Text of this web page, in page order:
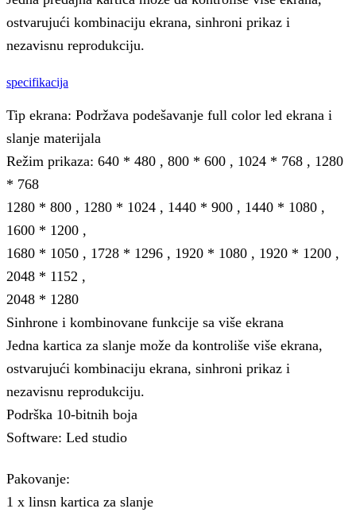
ostvarujući kombinaciju ekrana, sinhroni prikaz i
nezavisnu reprodukciju.
specifikacija
Tip ekrana: Podržava podešavanje full color led ekrana i
slanje materijala
Režim prikaza: 640 * 480 , 800 * 600 , 1024 * 768 , 1280
* 768
1280 * 800 , 1280 * 1024 , 1440 * 900 , 1440 * 1080 ,
1600 * 1200 ,
1680 * 1050 , 1728 * 1296 , 1920 * 1080 , 1920 * 1200 ,
2048 * 1152 ,
2048 * 1280
Sinhrone i kombinovane funkcije sa više ekrana
Jedna kartica za slanje može da kontroliše više ekrana,
ostvarujući kombinaciju ekrana, sinhroni prikaz i
nezavisnu reprodukciju.
Podrška 10-bitnih boja
Software: Led studio
Pakovanje:
1 x linsn kartica za slanje